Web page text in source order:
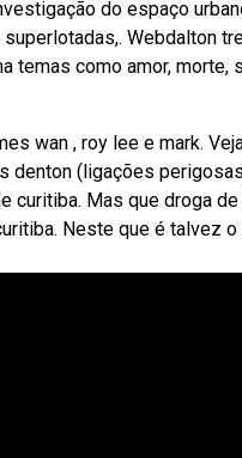
do espaço
Webdalton
temas como amor, morte,
wan , roy lee e mark.
denton (ligações
curitiba. Mas que droga
Neste que é talvez